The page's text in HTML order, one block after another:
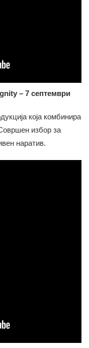
– 7 септември
која комбинира
избор за
наратив.